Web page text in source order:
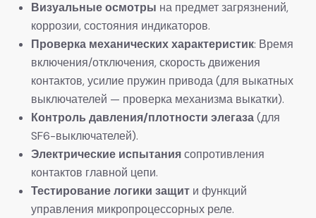
Визуальные осмотры ​ на предмет загрязнений,
коррозии, состояния индикаторов.
Проверка механических характеристик: Время
включения/отключения, скорость движения
контактов, усилие пружин привода (для выкатных
выключателей — проверка механизма выкатки).
Контроль давления/плотности элегаза​ (для
SF6-выключателей).
Электрические испытания​ сопротивления
контактов главной цепи.
Тестирование логики защит ​ и функций
управления микропроцессорных реле.